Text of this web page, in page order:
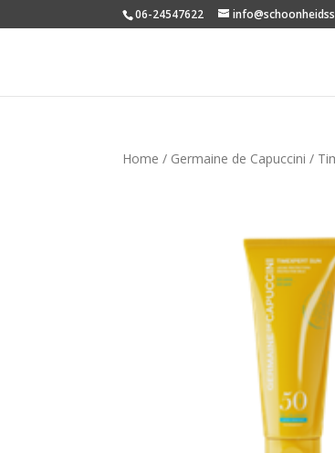
06-24547622
Home / Germaine de Capuccini /